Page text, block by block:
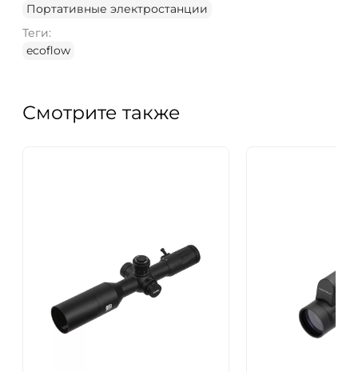
Портативные электростанции
Теги:
ecoflow
Смотрите также